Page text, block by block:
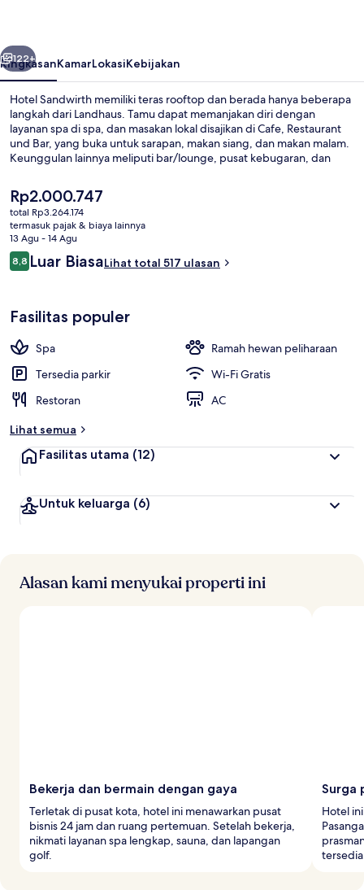
Berikutnya
122+
RingkasanKamarLokasiKebijakan
Hotel Sandwirth memiliki teras rooftop dan berada hanya beberapa
langkah dari Landhaus. Tamu dapat memanjakan diri dengan
layanan spa di spa, dan masakan lokal disajikan di Cafe, Restaurant
und Bar, yang buka untuk sarapan, makan siang, dan makan malam.
Keunggulan lainnya meliputi bar/lounge, pusat kebugaran, dan
Harga
saat
ini
Rp2.000.747
Rp2.000.747
total Rp3.264.174
termasuk pajak & biaya lainnya
13 Agu - 14 Agu
Ulasan
8,88,8 dari 10
Luar BiasaLihat total 517 ulasan
Fasilitas populer
Spa
Ramah hewan peliharaan
Tersedia parkir
Wi-Fi Gratis
Restoran
AC
Lihat semua
Fasilitas utama (12)
Untuk keluarga (6)
Alasan kami menyukai properti ini
Bekerja dan bermain dengan gaya
Terletak di pusat kota, hotel ini menawarkan pusat
bisnis 24 jam dan ruang pertemuan. Setelah bekerja,
nikmati layanan spa lengkap, sauna, dan lapangan
golf.
Surga
Hotel